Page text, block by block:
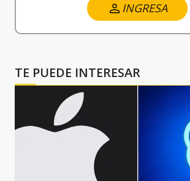
INGRESA
TE PUEDE INTERESAR